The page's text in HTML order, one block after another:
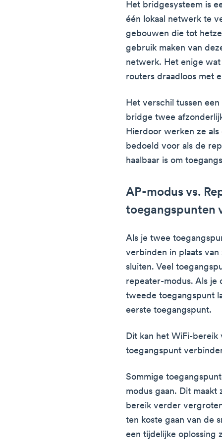
Het bridgesysteem is
één lokaal netwerk te
gebouwen die tot
gebruik maken van
netwerk. Het enige
routers draadloos met
Het verschil tussen
bridge twee
Hierdoor werken ze
bedoeld voor als de
haalbaar is om
AP-modus vs.
toegangspunten
Als je twee
verbinden in plaats
sluiten. Veel
repeater-modus. Als je
tweede toegangspunt
eerste toegangspunt.
Dit kan het WiFi-
toegangspunt
Sommige
modus gaan. Dit maakt
bereik verder
ten koste gaan van de
een tijdelijke oplossing